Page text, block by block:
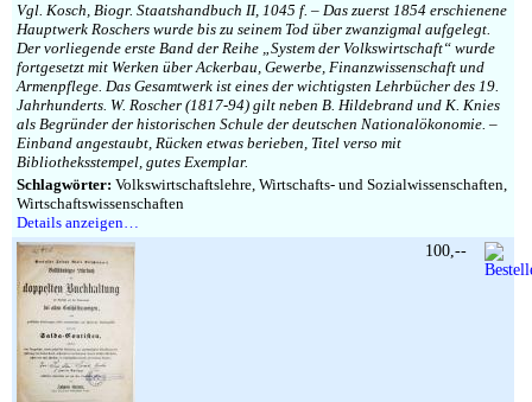
Vgl. Kosch, Biogr. Staatshandbuch II, 1045 f. – Das zuerst 1854 erschienene
Hauptwerk Roschers wurde bis zu seinem Tod über zwanzigmal aufgelegt.
Der vorliegende erste Band der Reihe „System der Volkswirtschaft“ wurde
fortgesetzt mit Werken über Ackerbau, Gewerbe, Finanzwissenschaft und
Armenpflege. Das Gesamtwerk ist eines der wichtigsten Lehrbücher des 19.
Jahrhunderts. W. Roscher (1817-94) gilt neben B. Hildebrand und K. Knies
als Begründer der historischen Schule der deutschen Nationalökonomie. –
Einband angestaubt, Rücken etwas berieben, Titel verso mit
Bibliotheksstempel, gutes Exemplar.
Schlagwörter: Volkswirtschaftslehre, Wirtschafts- und Sozialwissenschaften,
Wirtschaftswissenschaften
Details anzeigen…
100,--